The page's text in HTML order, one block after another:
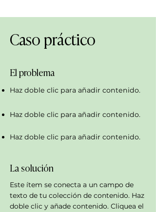
Caso práctico
El problema
Haz doble clic para añadir contenido.
Haz doble clic para añadir contenido.
Haz doble clic para añadir contenido.
La solución
Este ítem se conecta a un campo de
texto de tu colección de contenido. Haz
doble clic y añade contenido. Cliquea el